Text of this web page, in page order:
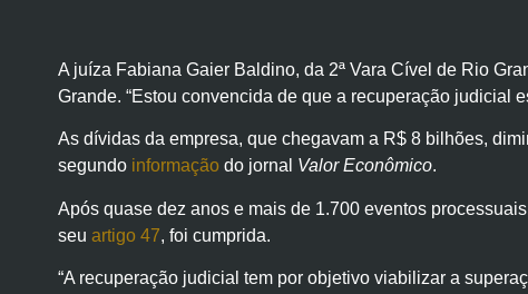
A juíza Fabiana Gaier Baldino, da 2ª Vara Cível de Rio
Grande. “Estou convencida de que a recuperação judicial
As dívidas da empresa, que chegavam a R$ 8 bilhões,
segundo informação do jornal Valor Econômico.
Após quase dez anos e mais de 1.700 eventos
seu artigo 47, foi cumprida.
“A recuperação judicial tem por objetivo viabilizar a